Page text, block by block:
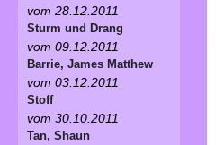
vom 28.12.2011
Sturm und Drang
vom 09.12.2011
Barrie, James Matthew
vom 03.12.2011
Stoff
vom 30.10.2011
Tan, Shaun